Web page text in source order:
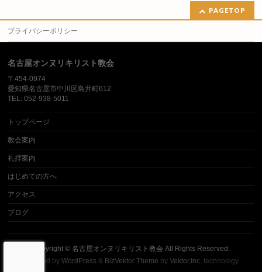
PAGETOP
プライバシーポリシー
名古屋オンヌリキリスト教会
〒454-0974
愛知県名古屋市中川区島井町612
TEL: 052-938-5011
トップページ
教会案内
礼拝案内
はじめての方へ
アクセス
ブログ
Copyright © 名古屋オンヌリキリスト教会 All Rights Reserved.
Powered byWordPress & BizVektor Theme byVektor,Inc. technology.